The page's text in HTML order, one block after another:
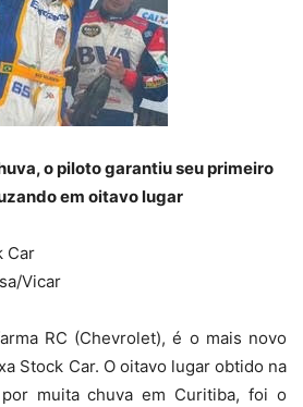
o piloto garantiu seu primeiro
em oitavo lugar
Car
Vicar
RC (Chevrolet), é o mais novo
Stock Car. O oitavo lugar obtido na
muita chuva em Curitiba, foi o